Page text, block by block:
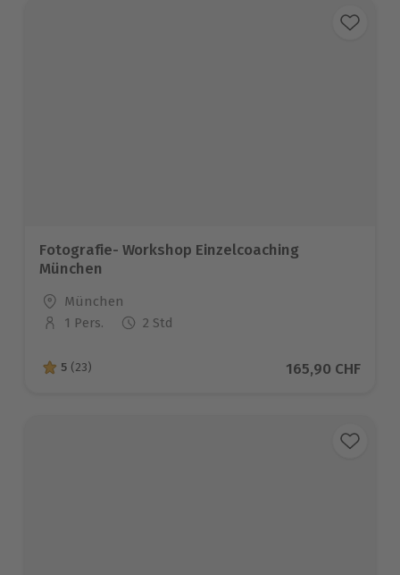
Fotografie- Workshop Einzelcoaching
München
Standort
München
Anzahl der Teilnehmer
1 Pers. 2 Std
5 von 5 Sternen basierend auf 23 Bewertungen
5 (23) Aktueller Preis
165,90 CHF